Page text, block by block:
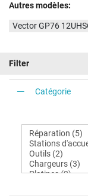
Autres modèles:
Vector GP76
Filter
Catégorie